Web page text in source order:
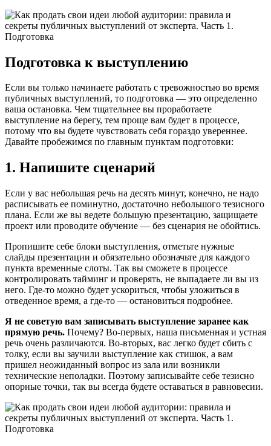
Подготовка к выступлению
Если вы только начинаете работать с тревожностью во время
публичных выступлений, то подготовка — это определенно
ваша остановка. Чем тщательнее вы проработаете
выступление на берегу, тем проще вам будет в процессе,
потому что вы будете чувствовать себя гораздо увереннее.
Давайте пробежимся по главным пунктам подготовки:
1. Напишите сценарий
Если у вас небольшая речь на десять минут, конечно, не надо
расписывать ее поминутно, достаточно небольшого тезисного
плана. Если же вы ведете большую презентацию, защищаете
проект или проводите обучение — без сценария не обойтись.
Пропишите себе блоки выступления, отметьте нужные
слайды презентации и обязательно обозначьте для каждого
пункта временные слоты. Так вы сможете в процессе
контролировать тайминг и проверять, не выпадаете ли вы из
него. Где-то можно будет ускориться, чтобы уложиться в
отведенное время, а где-то — остановиться подробнее.
Я не советую вам записывать выступление заранее как
прямую речь. Почему? Во-первых, наша письменная и устная
речь очень различаются. Во-вторых, вас легко будет сбить с
толку, если вы заучили выступление как стишок, а вам
пришел неожиданный вопрос из зала или возникли
технические неполадки. Поэтому записывайте себе тезисно
опорные точки, так вы всегда будете оставаться в равновесии.